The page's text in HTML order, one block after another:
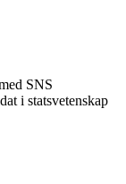
SNS
i statsvetenskap